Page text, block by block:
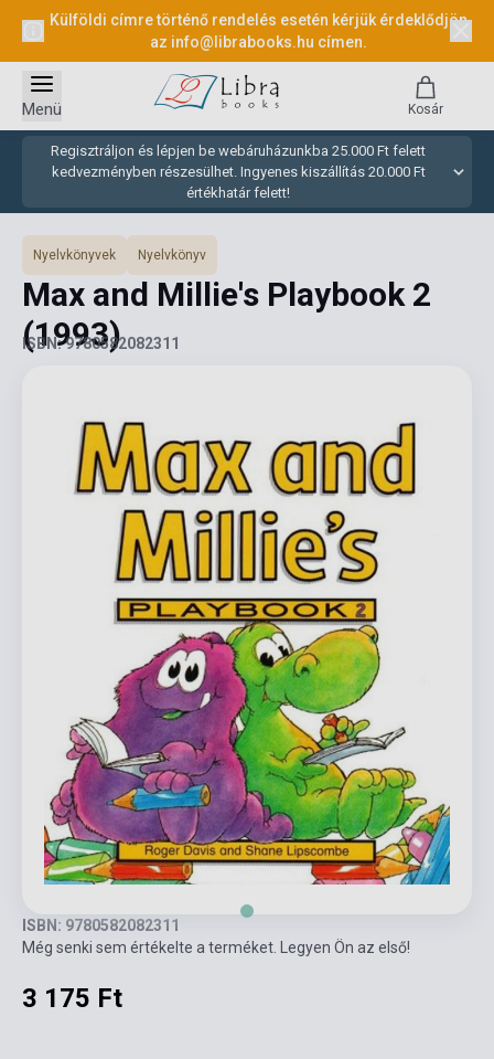
Külföldi címre történő rendelés esetén kérjük érdeklődjön
az info@librabooks.hu címen.
Regisztráljon és lépjen be webáruházunkba 25.000 Ft felett
kedvezményben részesülhet. Ingyenes kiszállítás 20.000 Ft
értékhatár felett!
Menü Kosár
Nyelvkönyvek Nyelvkönyv
Max and Millie's Playbook 2
(1993)
ISBN: 9780582082311
ISBN: 9780582082311
Még senki sem értékelte a terméket. Legyen Ön az első!
3 175 Ft